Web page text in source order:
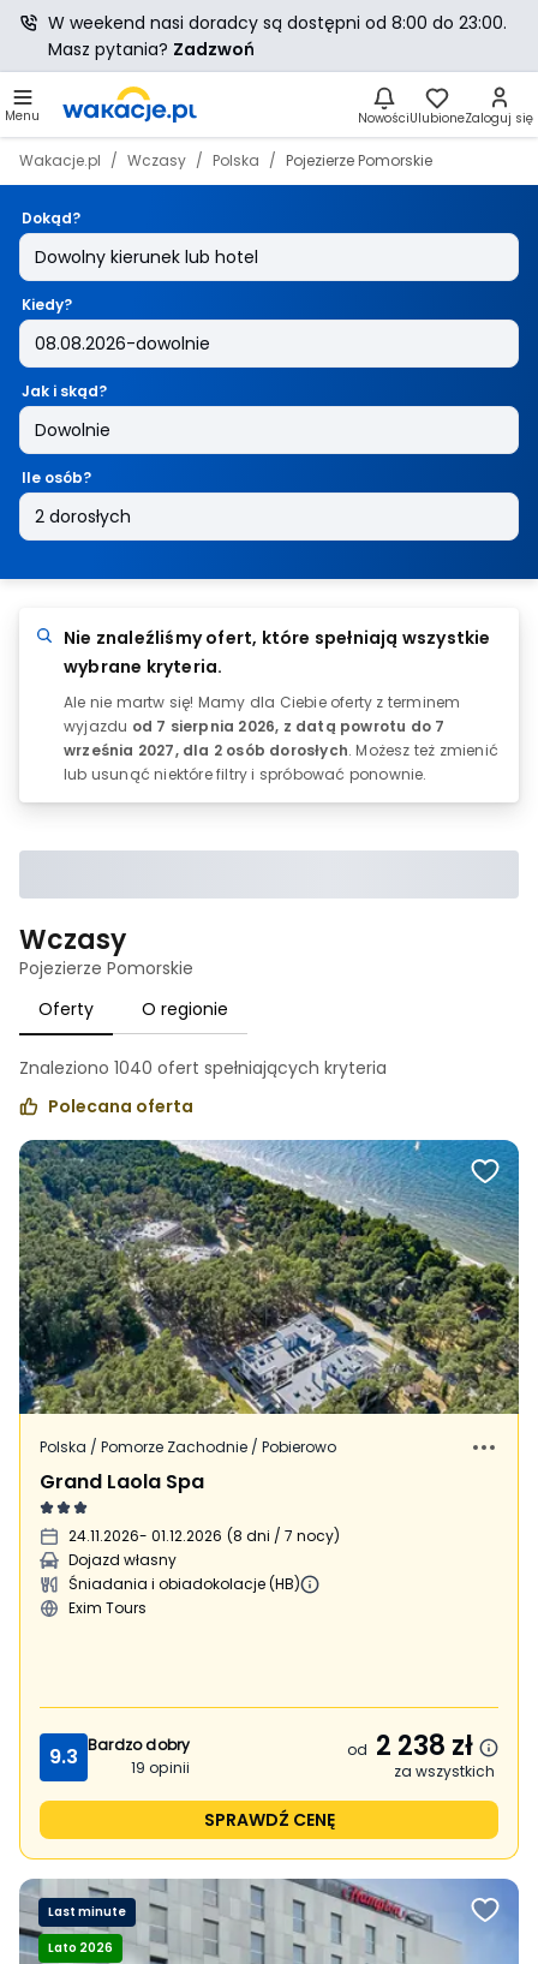
Menu NowościUlubioneZaloguj się
Wakacje.pl Wczasy Polska Pojezierze Pomorskie
Dokąd?
Kiedy?
Jak i skąd?
Ile osób?
Wczasy
Pojezierze Pomorskie
Oferty
O regionie
Nie znaleźliśmy ofert, które spełniają wszystkie
wybrane kryteria.
Ale nie martw się! Mamy dla Ciebie oferty z terminem
wyjazdu od 7 sierpnia 2026, z datą powrotu do 7
września 2027, dla 2 osób dorosłych. Możesz też zmienić
lub usunąć niektóre filtry i spróbować ponownie.
Znaleziono 1040 ofert spełniających kryteria
Polecana oferta
Polska / Pomorze Zachodnie / Pobierowo
Grand Laola Spa
24.11.2026- 01.12.2026 (8 dni / 7 nocy)
Dojazd własny
Śniadania i obiadokolacje (HB)
Exim Tours
9.3 Bardzo dobry
19 opinii
od 2 238 zł
za wszystkich
SPRAWDŹ CENĘ
Last minute
Lato 2026
W weekend nasi doradcy są dostępni od 8:00 do 23:00.
Masz pytania? Zadzwoń